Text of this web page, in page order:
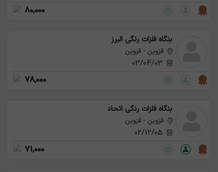
80,000
بنگاه فلزات رنگی البرز
قزوین - قزوین
78,000
بنگاه فلزات رنگی اتحاد
قزوین - قزوین
71,000